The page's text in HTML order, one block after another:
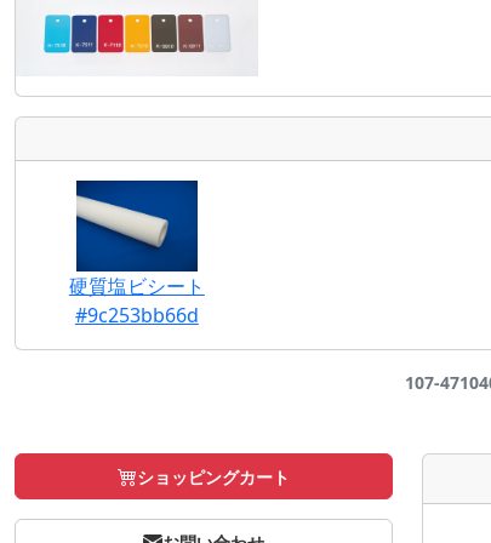
硬質塩ビシート
#9c253bb66d
107-
ショッピングカート